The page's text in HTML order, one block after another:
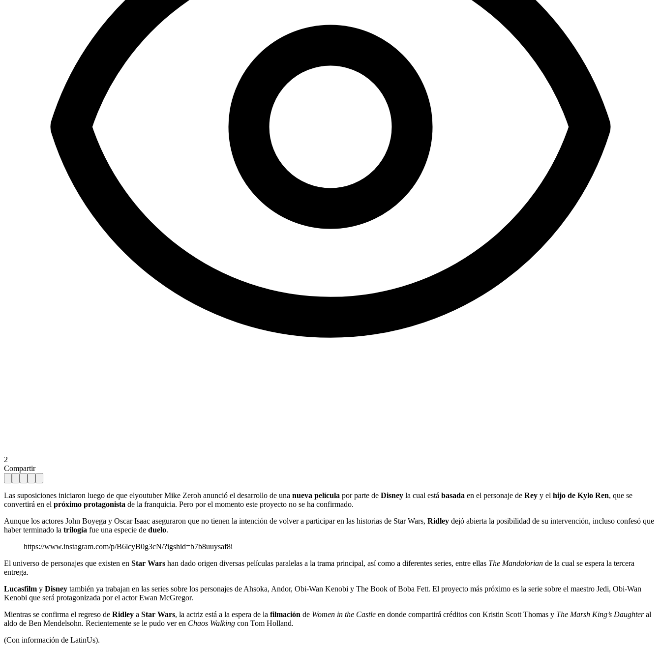
2
Compartir
Las suposiciones iniciaron luego de que elyoutuber Mike Zeroh anunció el desarrollo de una nueva película por parte de Disney la cual está basada en el personaje de Rey y el hijo de Kylo Ren, que se
convertirá en el próximo protagonista de la franquicia. Pero por el momento este proyecto no se ha confirmado.
Aunque los actores John Boyega y Oscar Isaac aseguraron que no tienen la intención de volver a participar en las historias de Star Wars, Ridley dejó abierta la posibilidad de su intervención, incluso confesó que
haber terminado la trilogía fue una especie de duelo.
https://www.instagram.com/p/B6lcyB0g3cN/?igshid=b7b8uuysaf8i
El universo de personajes que existen en Star Wars han dado origen diversas películas paralelas a la trama principal, así como a diferentes series, entre ellas The Mandalorian de la cual se espera la tercera
entrega.
Lucasfilm y Disney también ya trabajan en las series sobre los personajes de Ahsoka, Andor, Obi-Wan Kenobi y The Book of Boba Fett. El proyecto más próximo es la serie sobre el maestro Jedi, Obi-Wan
Kenobi que será protagonizada por el actor Ewan McGregor.
Mientras se confirma el regreso de Ridley a Star Wars, la actriz está a la espera de la filmación de Women in the Castle en donde compartirá créditos con Kristin Scott Thomas y The Marsh King’s Daughteral
aldo de Ben Mendelsohn. Recientemente se le pudo ver en Chaos Walking con Tom Holland.
(Con información de LatinUs).